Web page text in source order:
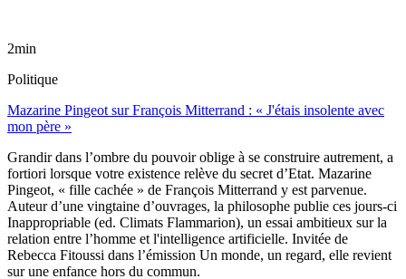
2min
Politique
Mazarine Pingeot sur François Mitterrand : « J'étais insolente avec
mon père »
Grandir dans l’ombre du pouvoir oblige à se construire autrement, a
fortiori lorsque votre existence relève du secret d’Etat. Mazarine
Pingeot, « fille cachée » de François Mitterrand y est parvenue.
Auteur d’une vingtaine d’ouvrages, la philosophe publie ces jours-ci
Inappropriable (ed. Climats Flammarion), un essai ambitieux sur la
relation entre l’homme et l'intelligence artificielle. Invitée de
Rebecca Fitoussi dans l’émission Un monde, un regard, elle revient
sur une enfance hors du commun.